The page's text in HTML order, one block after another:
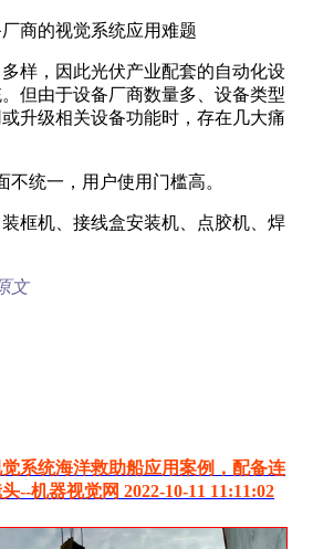
商的视觉系统应用难题
样，因此光伏产业配套的自动化设
但由于设备厂商数量多、设备类型
升级相关设备功能时，存在几大痛
不统一，用户使用门槛高。
框机、接线盒安装机、点胶机、焊
文
系统海洋救助船应用案例，配备连
--机器视觉网 2022-10-11 11:11:02